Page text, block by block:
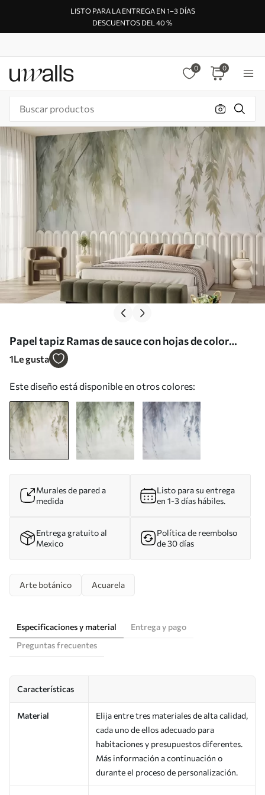
LISTO PARA LA ENTREGA EN 1–3 DÍAS
DESCUENTOS DEL 40 %
0 0
Papel tapiz Ramas de sauce con hojas de color
verde pálido que cuelgan sobre un fondo tenue, al
1Le gusta
Este diseño está disponible en otros colores:
Murales de pared a
medida
Listo para su entrega
en 1-3 días hábiles.
Entrega gratuito al
Mexico
Política de reembolso
de 30 días
Arte botánico Acuarela
Especificaciones y material
Entrega y pago
Preguntas frecuentes
Características
Material
Elija entre tres materiales de alta calidad,
cada uno de ellos adecuado para
habitaciones y presupuestos diferentes.
Más información a continuación o
durante el proceso de personalización.